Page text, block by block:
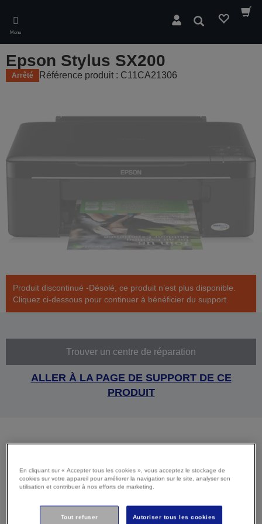
main
content
Menu
Rechercher
Epson Stylus SX200
Arrêté Référence produit : C11CA21306
Produit discontinué -Désolé, ce produit n’est plus disponible.
Cliquez ci-dessous pour continuer à bénéficier du support.
Trouver un centre de réparation
ALLER À LA PAGE DE SUPPORT DE CE
PRODUIT
Caractéristiques
techniques
En cliquant sur « Accepter tous les cookies », vous acceptez le stockage de
cookies sur votre appareil pour améliorer la navigation sur le site, analyser son
utilisation et contribuer à nos efforts de marketing.
Tout refuser Autoriser tous les cookies